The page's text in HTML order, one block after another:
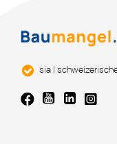
sia |